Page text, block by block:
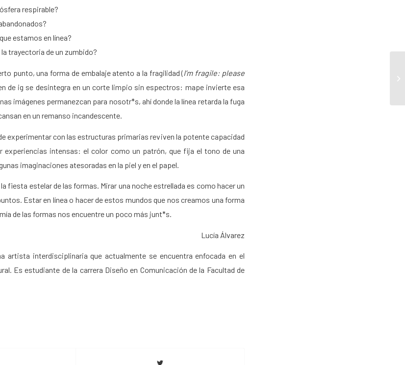
respirable?
estamos en línea?
trayectoria de un zumbido?
punto, una forma de embalaje atento a la fragilidad (I’m fragile: please
de ig se desintegra en un corte limpio sin espectros: mape invierte esa
imágenes permanezcan para nosotr*s, ahí donde la línea retarda la fuga
en un remanso incandescente.
experimentar con las estructuras primarias reviven la potente capacidad
experiencias intensas: el color como un patrón, que fija el tono de una
imaginaciones atesoradas en la piel y en el papel.
fiesta estelar de las formas. Mirar una noche estrellada es como hacer un
Estar en línea o hacer de estos mundos que nos creamos una forma
de las formas nos encuentre un poco más junt*s.
Lucía Álvarez
artista interdisciplinaria que actualmente se encuentra enfocada en el
Es estudiante de la carrera Diseño en Comunicación de la Facultad de